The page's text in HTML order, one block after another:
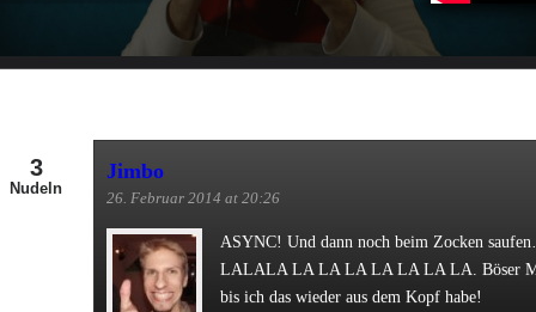
3
Nudeln
Jimbo
26. Februar 2014 at 20:26
ASYNC! Und dann noch beim Zocken
LALALA LA LA LA LA LA LA LA. Böser
bis ich das wieder aus dem Kopf habe!